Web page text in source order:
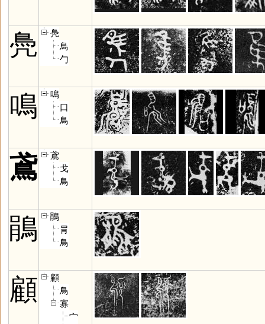
鳧
鳧
鳥
勹
鳴
鳴
口
鳥
鳶
鳶
戈
鳥
鵑
鵑
肙
鳥
顧
顧
鳥
寡
宀